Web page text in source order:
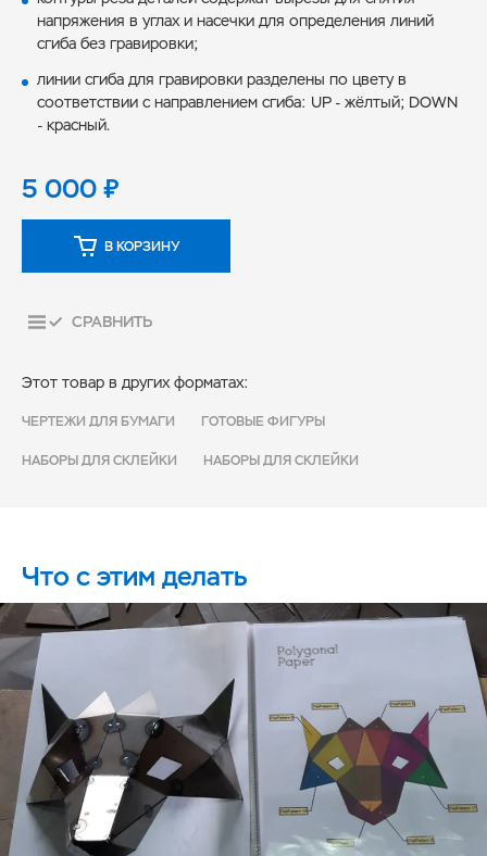
напряжения в углах и насечки для определения линий
сгиба без гравировки;
линии сгиба для гравировки разделены по цвету в
соответствии с направлением сгиба: UP - жёлтый; DOWN
- красный.
5 000₽
В КОРЗИНУ
СРАВНИТЬ
Этот товар в других форматах:
ЧЕРТЕЖИ ДЛЯ БУМАГИ ГОТОВЫЕ ФИГУРЫ
НАБОРЫ ДЛЯ СКЛЕЙКИ НАБОРЫ ДЛЯ СКЛЕЙКИ
Что с этим делать